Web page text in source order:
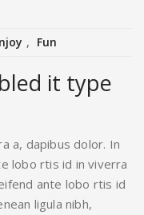
, Fun
it type
a, dapibus dolor. In
lobo rtis id in viverra
ante lobo rtis id
ligula nibh,